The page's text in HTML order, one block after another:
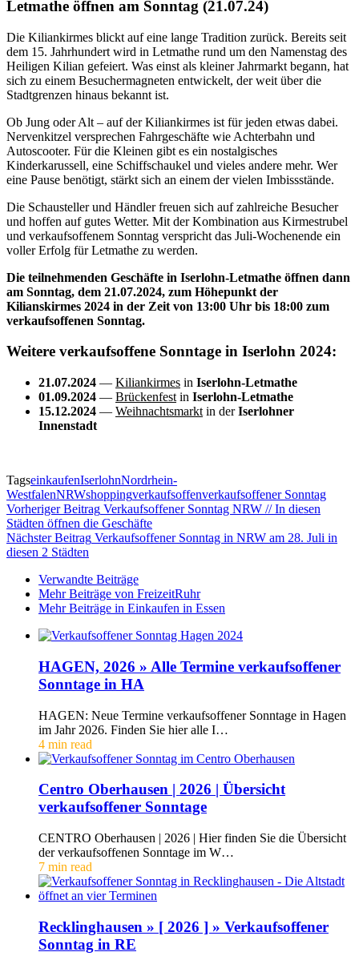
Letmathe öffnen am Sonntag (21.07.24)
Die Kiliankirmes blickt auf eine lange Tradition zurück. Bereits seit
dem 15. Jahrhundert wird in Letmathe rund um den Namenstag des
Heiligen Kilian gefeiert. Was einst als kleiner Jahrmarkt begann, hat
sich zu einem Besuchermagneten entwickelt, der weit über die
Stadtgrenzen hinaus bekannt ist.
Ob Jung oder Alt – auf der Kiliankirmes ist für jeden etwas dabei.
Nervenkitzel versprechen Fahrgeschäfte wie Achterbahn und
Autoscooter. Für die Kleinen gibt es ein nostalgisches
Kinderkarussell, eine Schiffschaukel und vieles andere mehr. Wer
eine Pause benötigt, stärkt sich an einem der vielen Imbissstände.
Die Schausteller und Händler freuen sich auf zahlreiche Besucher
und hoffen auf gutes Wetter. Mit der Kombination aus Kirmestrubel
und verkaufsoffenem Sonntag verspricht das Juli-Wochenende ein
voller Erfolg für Letmathe zu werden.
Die teilnehmenden Geschäfte in Iserlohn-Letmathe öffnen dann
am Sonntag, dem 21.07.2024, zum Höhepunkt der
Kilianskirmes 2024 in der Zeit von 13:00 Uhr bis 18:00 zum
verkaufsoffenen Sonntag.
Weitere verkaufsoffene Sonntage in Iserlohn 2024:
21.07.2024 — Kiliankirmes in Iserlohn-Letmathe
01.09.2024 — Brückenfest in Iserlohn-Letmathe
15.12.2024 — Weihnachtsmarkt in derIserlohner
Innenstadt
TagseinkaufenIserlohnNordrhein-
WestfalenNRWshoppingverkaufsoffenverkaufsoffener Sonntag
Vorheriger Beitrag Verkaufsoffener Sonntag NRW // In diesen
Städten öffnen die Geschäfte
Nächster Beitrag Verkaufsoffener Sonntag in NRW am 28. Juli in
diesen 2 Städten
Verwandte Beiträge
Mehr Beiträge von FreizeitRuhr
Mehr Beiträge in Einkaufen in Essen
HAGEN, 2026 » Alle Termine verkaufsoffener
Sonntage in HA
HAGEN: Neue Termine verkaufsoffener Sonntage in Hagen
im Jahr 2026. Finden Sie hier alle I…
4 min read
Centro Oberhausen | 2026 | Übersicht
verkaufsoffener Sonntage
CENTRO Oberhausen | 2026 | Hier finden Sie die Übersicht
der verkaufsoffenen Sonntage im W…
7 min read
Recklinghausen » [ 2026 ] » Verkaufsoffener
Sonntag in RE